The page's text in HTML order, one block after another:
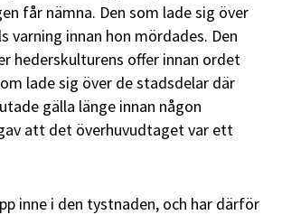
får nämna. Den som lade sig över
varning innan hon mördades. Den
hederskulturens offer innan ordet
lade sig över de stadsdelar där
gälla länge innan någon
att det överhuvudtaget var ett
inne i den tystnaden, och har därför